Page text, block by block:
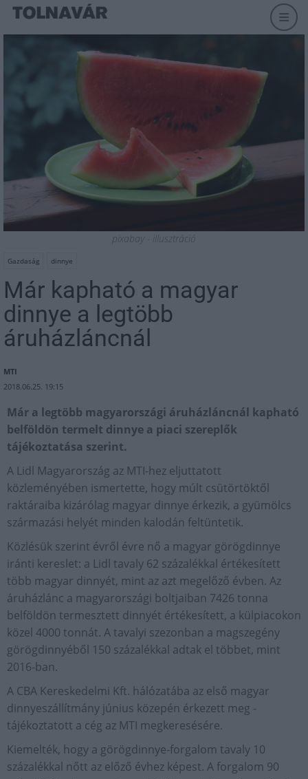
pixabay - illusztráció
Gazdaság dinnye
Már kapható a magyar
dinnye a legtöbb
áruházláncnál
MTI
2018.06.25. 19:15
Már a legtöbb magyarországi áruházláncnál kapható
belföldön termelt dinnye a piaci szereplők
tájékoztatása szerint.
A Lidl Magyarország az MTI-hez eljuttatott
közleményében ismertette, hogy múlt csütörtöktől
raktáraiba kizárólag magyar dinnye érkezik, a gyümölcs
származási helyét minden kalodán feltüntetik.
Közlésük szerint évről évre nő a magyar görögdinnye
iránti kereslet: a Lidl tavaly 62 százalékkal értékesített
több magyar dinnyét, mint az azt megelőző évben. Az
áruházlánc a magyarországi boltjaiban 7426 tonna
belföldön termesztett dinnyét értékesített, a külpiacokon
közel 4000 tonnát. A tavalyi szezonban a magszegény
görögdinnyéből 150 százalékkal adtak el többet, mint
2016-ban.
A CBA Kereskedelmi Kft. hálózatába az első magyar
dinnyeszállítmány június közepén érkezett meg -
tájékoztatott a cég az MTI megkeresésére.
Kiemelték, hogy a görögdinnye-forgalom tavaly 10
százalékkal nőtt az előző évhez képest. A forgalom 90